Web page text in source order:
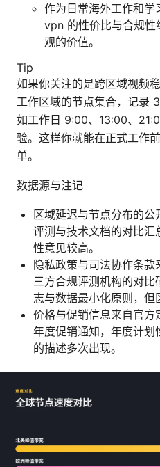
作为日常海外工作和学
vpn 的性价比与合规
观的价值。
Tip
如果你关注的是跨区域视频
工作区域的节点集合，记录
如工作日 9:00、13:00、
验。这样你就能在正式工作
单。
数据源与注记
区域延迟与节点分布的
评测与技术文档的对比
性意见较高。
隐私政策与司法协作条
三方合规评测机构的对比
志与数据最小化原则，但
价格与促销信息来自官
年度促销通知，年度计划
的描述多次出现。